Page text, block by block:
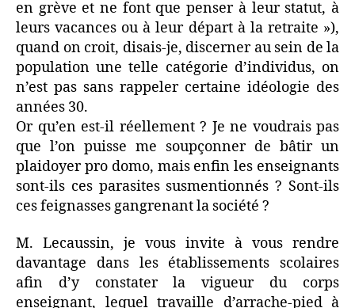
en grève et ne font que penser à leur statut, à
leurs vacances ou à leur départ à la retraite »),
quand on croit, disais-je, discerner au sein de la
population une telle catégorie d’individus, on
n’est pas sans rappeler certaine idéologie des
années 30.
Or qu’en est-il réellement ? Je ne voudrais pas
que l’on puisse me soupçonner de bâtir un
plaidoyer pro domo, mais enfin les enseignants
sont-ils ces parasites susmentionnés ? Sont-ils
ces feignasses gangrenant la société ?
M. Lecaussin, je vous invite à vous rendre
davantage dans les établissements scolaires
afin d’y constater la vigueur du corps
enseignant, lequel travaille d’arrache-pied à